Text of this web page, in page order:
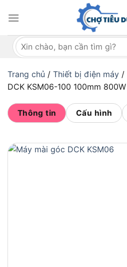
qua
dungTìm
kiếm:
Trang chủ / Thiết bị điện máy /
DCK KSM06-100 100mm 800W
Thông tin Cấu hình